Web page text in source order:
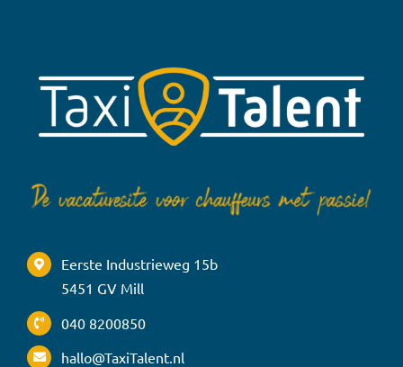
Eerste Industrieweg 15b
5451 GV Mill
040 8200850
hallo@TaxiTalent.nl